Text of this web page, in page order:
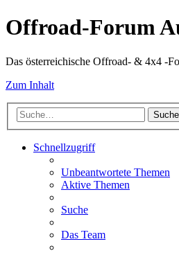
Offroad-Forum
Das österreichische Offroad- & 4x4 -
Zum Inhalt
Suche
Schnellzugriff
Unbeantwortete Themen
Aktive Themen
Suche
Das Team